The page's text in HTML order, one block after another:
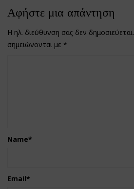
Αφήστε μια απάντηση
Η ηλ. διεύθυνση σας δεν δημοσιεύεται.
σημειώνονται με *
Name*
Email*